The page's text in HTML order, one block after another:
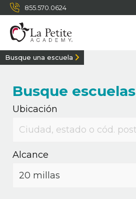
855.570.0624
Busque una escuela
Busque escuelas
Ubicación
Alcance